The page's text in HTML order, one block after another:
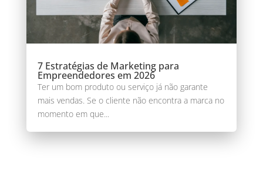
7 Estratégias de Marketing para
Empreendedores em 2026
Ter um bom produto ou serviço já não garante
mais vendas. Se o cliente não encontra a marca no
momento em que...